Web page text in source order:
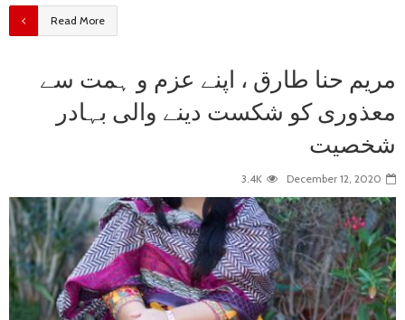
Read More
مریم حنا طارق ، اپنے عزم و ہمت سے
معذوری کو شکست دینے والی بہادر
شخصیت
December 12, 2020
3.4K